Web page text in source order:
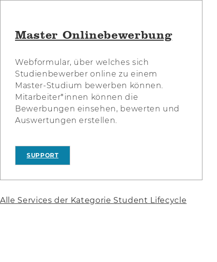
Master Onlinebewerbung
Webformular, über welches sich
Studienbewerber online zu einem
Master-Studium bewerben können.
Mitarbeiter*innen können die
Bewerbungen einsehen, bewerten und
Auswertungen erstellen.
SUPPORT
Alle Services der Kategorie Student Lifecycle